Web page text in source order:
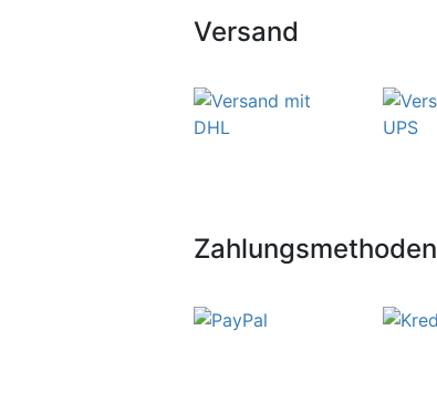
Versand
Zahlungsmethoden